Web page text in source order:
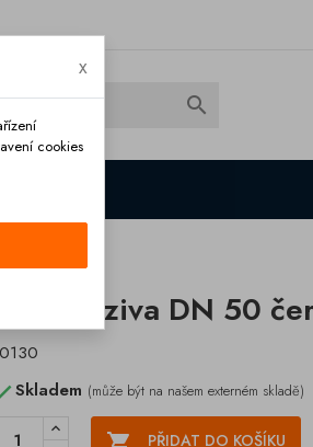

abraziva DN 50
Skladem (může být na našem externém skladě)
PŘIDAT DO KOŠÍKU
x
cookies